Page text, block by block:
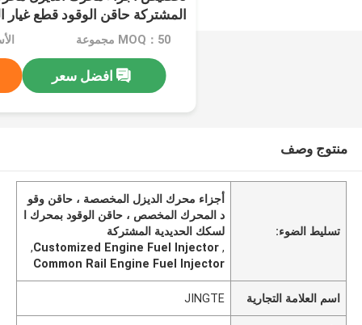
المشتركة حاقن الوقود قطع غيار
MOQ：50 مجموعة
افضل سعر
منتوج وصف
تسليط الضوء:
أجزاء محرك الديزل المخصصة ، حاقن وقو
د المحرك المخصص ، حاقن الوقود بمحرك ا
لسكك الحديدية المشتركة
,
Customized Engine Fuel Injector
,
Common Rail Engine Fuel Injector
اسم العلامة التجارية JINGTE